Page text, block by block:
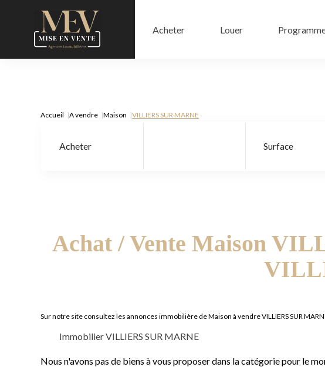
Acheter Louer
Accueil A vendre Maison VILLIERS SUR MARNE
Acheter
Achat / Vente Maison
Sur notre site consultez les annonces immobilière de Maison à vendre VILLIERS SUR
Immobilier VILLIERS SUR MARNE
Nous n'avons pas de biens à vous proposer dans la catégorie pour le